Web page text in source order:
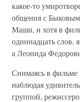
какое-то
общения с
Маши, и хотя в
одиннадцать слов,
а Леонида
Снимаясь в фильме
наблюдая
группой,